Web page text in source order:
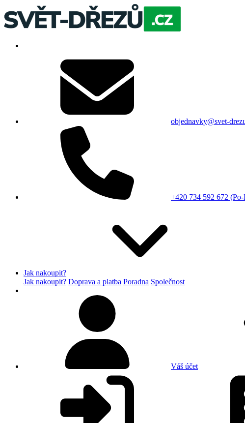
objednavky@svet-
+420 734 592 672
Jak nakoupit?
Jak nakoupit? Doprava a platba Poradna Společnost
Váš účet